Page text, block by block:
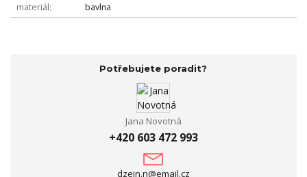
materiál
bavlna
Potřebujete poradit?
Jana Novotná
+420 603 472 993
dzejn.n@email.cz